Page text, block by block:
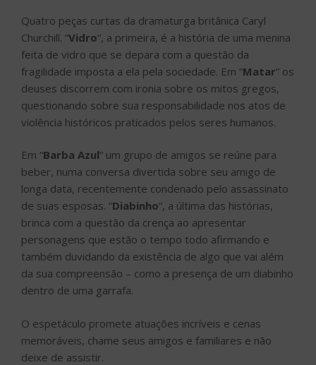
Quatro peças curtas da dramaturga britânica Caryl
Churchill. “Vidro“, a primeira, é a história de uma menina
feita de vidro que se depara com a questão da
fragilidade imposta a ela pela sociedade. Em “Matar” os
deuses discorrem com ironia sobre os mitos gregos,
questionando sobre sua responsabilidade nos atos de
violência históricos praticados pelos seres humanos.
Em “Barba Azul” um grupo de amigos se reúne para
beber, numa conversa divertida sobre seu amigo de
longa data, recentemente condenado pelo assassinato
de suas esposas. “Diabinho“, a última das histórias,
brinca com a questão da crença ao apresentar
personagens que estão o tempo todo afirmando e
também duvidando da existência de algo que vai além
da sua compreensão – como a presença de um diabinho
dentro de uma garrafa.
O espetáculo promete atuações incríveis e cenas
memoráveis, chame seus amigos e familiares e não
deixe de assistir.